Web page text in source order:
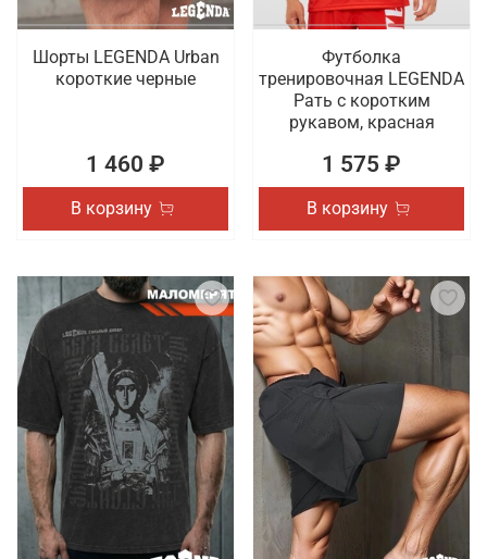
Шорты LEGENDA Urban
короткие черные
1 460 ₽
В корзину
Футболка
тренировочная LEGENDA
Рать с коротким
рукавом, красная
1 575 ₽
В корзину